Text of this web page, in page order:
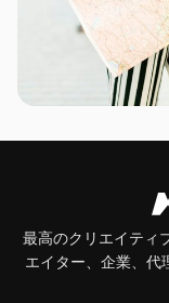
最高のクリエイティ
エイター、企業、代